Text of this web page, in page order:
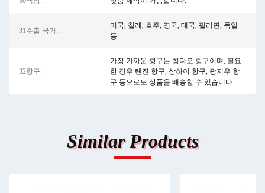
31수출 국가::
미국, 칠레, 호주, 영국, 태국, 필리핀, 독일
등
32항구:
가장 가까운 항구는 칭다오 항구이며, 필요
한 경우 톈진 항구, 상하이 항구, 광저우 항
구 등으로도 상품을 배송할 수 있습니다.
Similar Products